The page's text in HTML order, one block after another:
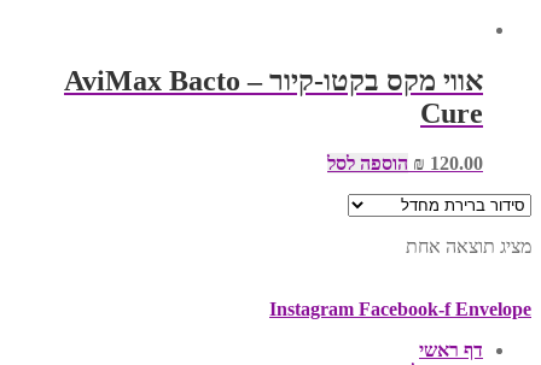
אווי מקס בקטו-קיור – AviMax Bacto
Cure
₪ 120.00 הוספה לסל
מציג תוצאה אחת
Instagram Facebook-f Envelope
דף ראשי